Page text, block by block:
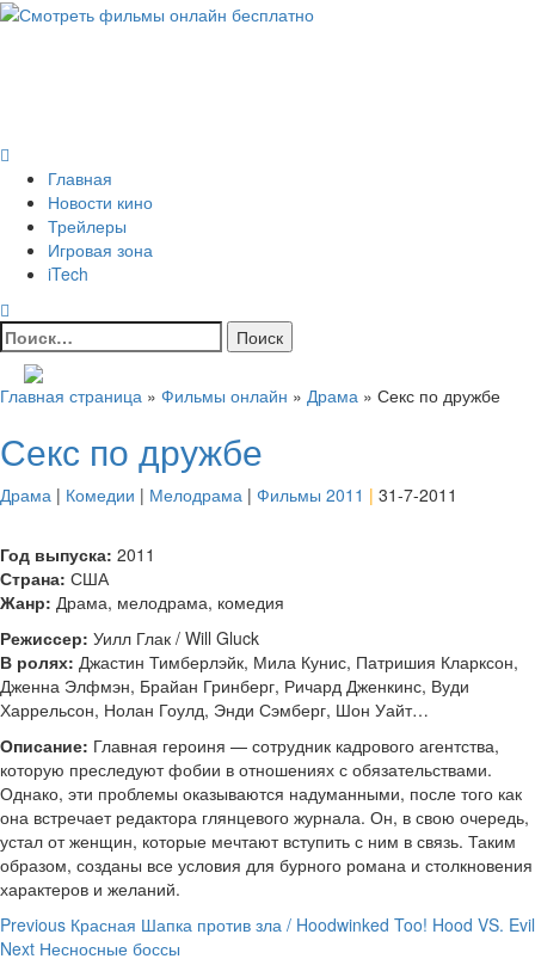
Skip
MenuГлавная
Новости кино
Трейлеры
Игровая зона
iTech
Найти:
Главная страница » Фильмы онлайн » Драма » Секс по дружбе
Секс по дружбе
Драма | Комедии | Мелодрама | Фильмы 2011 | 31-7-2011
Год выпуска: 2011
Страна: США
Жанр: Драма, мелодрама, комедия
Режиссер: Уилл Глак / Will Gluck
В ролях: Джастин Тимберлэйк, Мила Кунис, Патришия Кларксон,
Дженна Элфмэн, Брайан Гринберг, Ричард Дженкинс, Вуди
Харрельсон, Нолан Гоулд, Энди Сэмберг, Шон Уайт…
Описание: Главная героиня — сотрудник кадрового агентства,
которую преследуют фобии в отношениях с обязательствами.
Однако, эти проблемы оказываются надуманными, после того как
она встречает редактора глянцевого журнала. Он, в свою очередь,
устал от женщин, которые мечтают вступить с ним в связь. Таким
образом, созданы все условия для бурного романа и столкновения
характеров и желаний.
Continue
Previous Красная Шапка против зла / Hoodwinked Too! Hood VS. Evil
Next Несносные боссы